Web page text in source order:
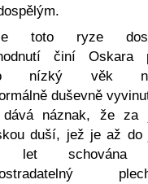
toto ryze
činí Oskara
nízký věk
duševně
náznak, že za
duší, jež je až do
let schována